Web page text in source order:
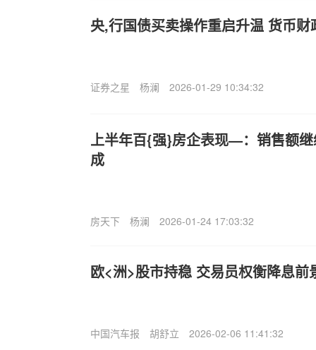
央,行国债买卖操作重启升温 货币
证券之星 杨澜 2026-01-29 10:34:32
上半年百{强}房企表现—：销售额
成
房天下 杨澜 2026-01-24 17:03:32
欧<洲>股市持稳 交易员权衡降息前
中国汽车报 胡舒立 2026-02-06 11:41:32